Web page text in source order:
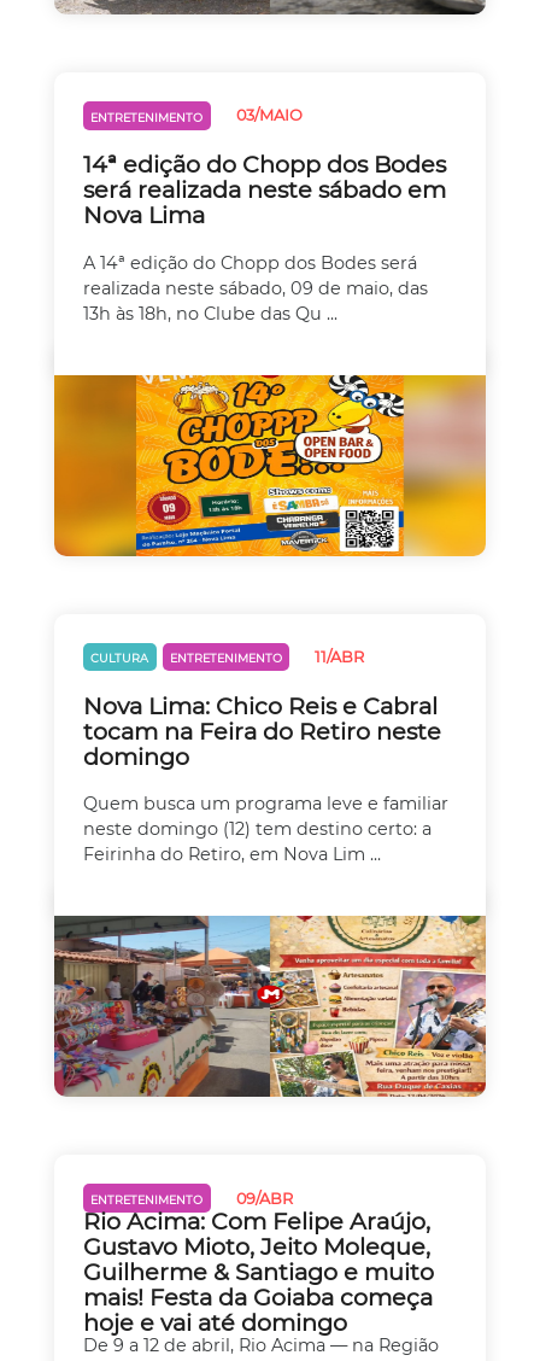
ENTRETENIMENTO 03/MAIO
14ª edição do Chopp dos Bodes
será realizada neste sábado em
Nova Lima
A 14ª edição do Chopp dos Bodes será
realizada neste sábado, 09 de maio, das
13h às 18h, no Clube das Qu ...
CULTURA ENTRETENIMENTO 11/ABR
Nova Lima: Chico Reis e Cabral
tocam na Feira do Retiro neste
domingo
Quem busca um programa leve e familiar
neste domingo (12) tem destino certo: a
Feirinha do Retiro, em Nova Lim ...
ENTRETENIMENTO 09/ABR
Rio Acima: Com Felipe Araújo,
Gustavo Mioto, Jeito Moleque,
Guilherme & Santiago e muito
mais! Festa da Goiaba começa
hoje e vai até domingo
De 9 a 12 de abril, Rio Acima — na Região